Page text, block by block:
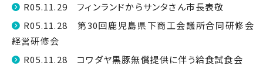
R05.11.29 フィンランドからサンタさん市長表敬
R05.11.28 第30回鹿児島県下商工会議所合同研修会
経営研修会
R05.11.28 コワダヤ黒豚無償提供に伴う給食試食会